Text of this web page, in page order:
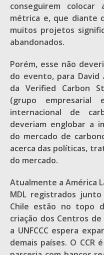
conseguirem
métrica e, que diante
muitos projetos
abandonados.
Porém, esse não
do evento, para
da Verified Carbon
(grupo empresarial
internacional de
deveriam englobar a
do mercado de
acerca das políticas,
do mercado.
Atualmente a América
MDL registrados junto
Chile estão no topo
criação dos Centros de
a UNFCCC espera
demais países. O CCR